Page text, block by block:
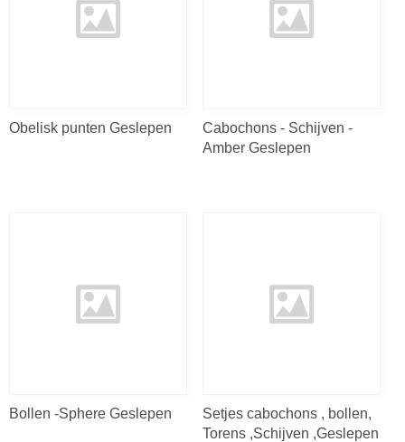
Obelisk punten Geslepen
Cabochons - Schijven -
Amber Geslepen
Bollen -Sphere Geslepen
Setjes cabochons , bollen,
Torens ,Schijven ,Geslepen